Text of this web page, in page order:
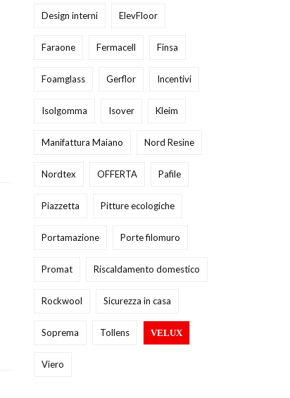
Design interni ElevFloor
Faraone Fermacell Finsa
Foamglass Gerflor Incentivi
Isolgomma Isover Kleim
Manifattura Maiano Nord Resine
Nordtex OFFERTA Pafile
Piazzetta Pitture ecologiche
Portamazione Porte filomuro
Promat Riscaldamento domestico
Rockwool Sicurezza in casa
Soprema Tollens VELUX
Viero